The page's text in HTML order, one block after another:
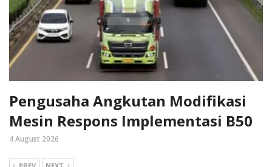
Pengusaha Angkutan Modifikasi
Mesin Respons Implementasi B50
4 August 2026